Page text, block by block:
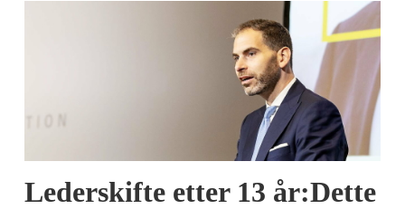
Lederskifte etter 13 år:Dette